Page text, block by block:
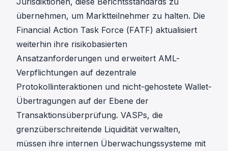
übernehmen, um Marktteilnehmer zu halten. Die
Financial Action Task Force (FATF) aktualisiert
weiterhin ihre risikobasierten
Ansatzanforderungen und erweitert AML-
Verpflichtungen auf dezentrale
Protokollinteraktionen und nicht-gehostete Wallet-
Übertragungen auf der Ebene der
Transaktionsüberprüfung. VASPs, die
grenzüberschreitende Liquidität verwalten,
müssen ihre internen Überwachungssysteme mit